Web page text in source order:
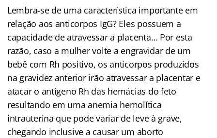
Lembra-se de uma característica importante em
relação aos anticorpos IgG? Eles possuem a
capacidade de atravessar a placenta… Por esta
razão, caso a mulher volte a engravidar de um
bebê com Rh positivo, os anticorpos produzidos
na gravidez anterior irão atravessar a placentar e
atacar o antígeno Rh das hemácias do feto
resultando em uma anemia hemolítica
intrauterina que pode variar de leve à grave,
chegando inclusive a causar um aborto